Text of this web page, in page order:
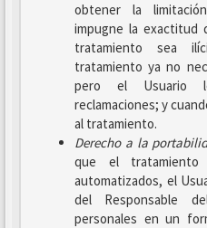
obtener la
impugne la exactitud
tratamiento sea
tratamiento ya no
pero el Usuario
reclamaciones; y
al tratamiento.
Derecho a la
que el
automatizados, el
del Responsable
personales en un